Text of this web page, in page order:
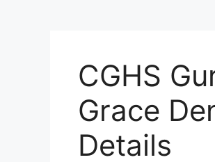
CGHS
Grace
Details